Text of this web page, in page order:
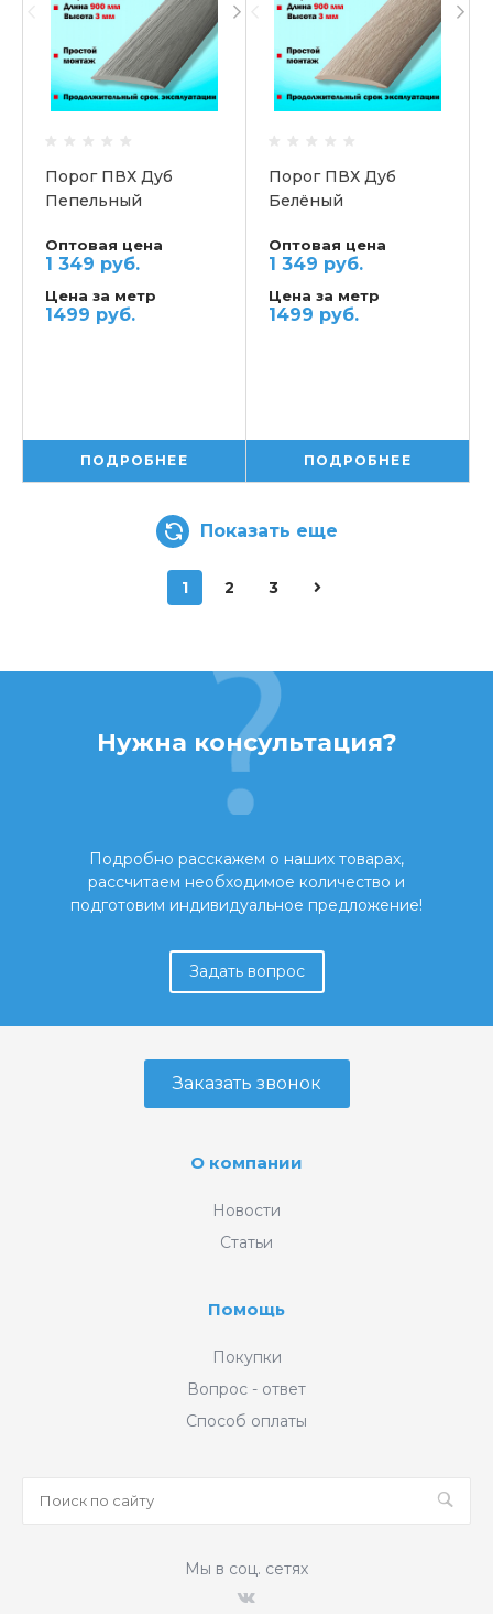
Порог ПВХ Дуб
Пепельный
Оптовая цена
1 349 руб.
Цена за метр
1499 руб.
ПОДРОБНЕЕ
Порог ПВХ Дуб
Белёный
Оптовая цена
1 349 руб.
Цена за метр
1499 руб.
ПОДРОБНЕЕ
Показать еще
1 2 3
Нужна консультация?
Подробно расскажем о наших товарах,
рассчитаем необходимое количество и
подготовим индивидуальное предложение!
Задать вопрос
Заказать звонок
О компании
Новости
Статьи
Помощь
Покупки
Вопрос - ответ
Способ оплаты
Мы в соц. сетях